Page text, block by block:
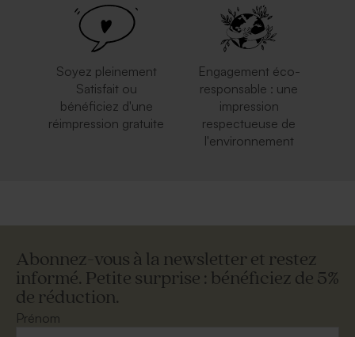
Soyez pleinement
Satisfait ou
bénéficiez d'une
réimpression gratuite
Engagement éco-
responsable : une
impression
respectueuse de
l'environnement
Abonnez-vous à la newsletter et restez
informé. Petite surprise : bénéficiez de 5%
de réduction.
Prénom